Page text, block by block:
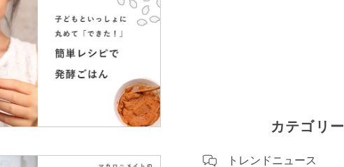
カテゴリー
トレンドニュース